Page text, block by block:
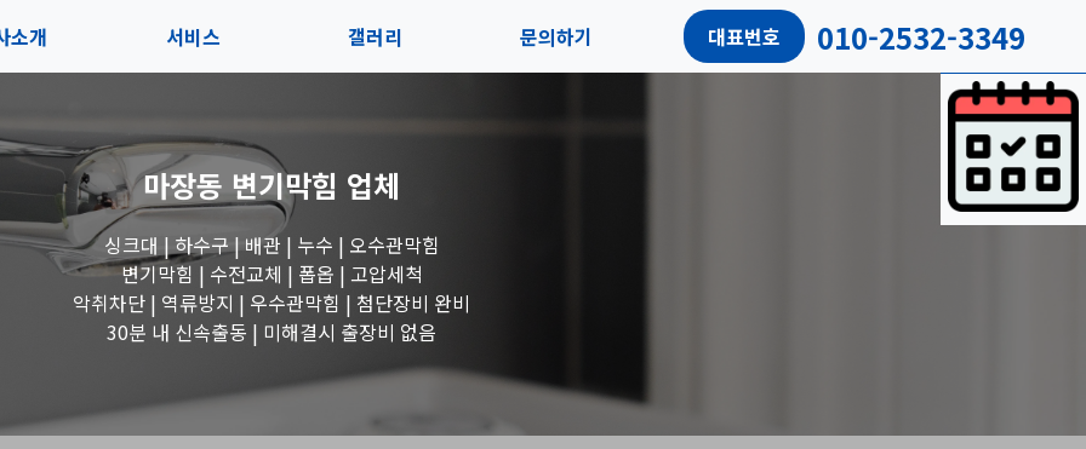
소개
는길
서비스
블로그
갤러리
수도꼭지 작업
세면대 작업
변기 작업
문의하기 대표번호 010-2532-3349
마장동 변기막힘 업체
싱크대 | 하수구 | 배관 | 누수 | 오수관막힘
변기막힘 | 수전교체 | 폽옵 | 고압세척
악취차단 | 역류방지 | 우수관막힘 | 첨단장비 완비
30분 내 신속출동 | 미해결시 출장비 없음